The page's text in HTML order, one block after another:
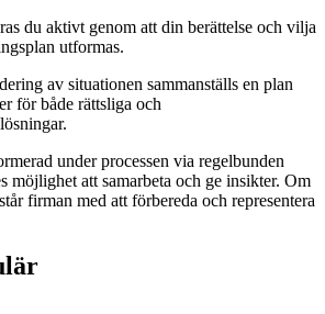
du aktivt genom att din berättelse och vilja
utformas.
av situationen sammanställs en plan
för både rättsliga och
under processen via regelbunden
möjlighet att samarbeta och ge insikter. Om
firman med att förbereda och representera